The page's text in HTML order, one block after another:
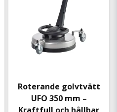
Roterande golvtvätt
UFO 350 mm –